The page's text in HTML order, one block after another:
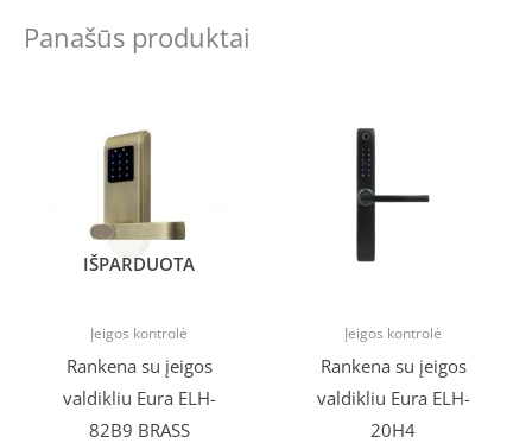
Panašūs produktai
IŠPARDUOTA
Įeigos kontrolė
Rankena su įeigos
valdikliu Eura ELH-
82B9 BRASS
Įeigos kontrolė
Rankena su įeigos
valdikliu Eura ELH-
20H4